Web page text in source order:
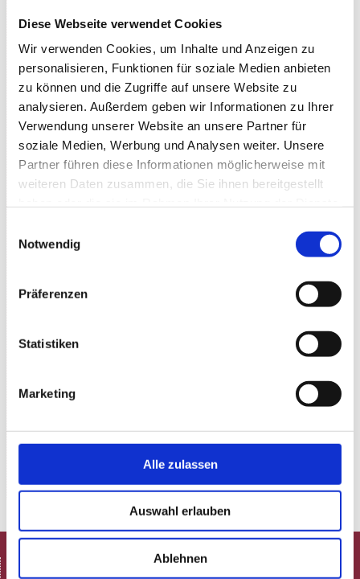
Diese Webseite verwendet Cookies
Wir verwenden Cookies, um Inhalte und Anzeigen zu
personalisieren, Funktionen für soziale Medien anbieten
zu können und die Zugriffe auf unsere Website zu
analysieren. Außerdem geben wir Informationen zu Ihrer
Verwendung unserer Website an unsere Partner für
soziale Medien, Werbung und Analysen weiter. Unsere
Partner führen diese Informationen möglicherweise mit
weiteren Daten zusammen, die Sie ihnen bereitgestellt
Notwendig
Präferenzen
Statistiken
Marketing
Alle zulassen
Auswahl erlauben
Ablehnen
€(inkl. Softgetränke)
+ 15.00 € für Getränkebeutel für alkoholische + Heiß-
Getränke
Der Besuch des Dunkelrestaurant ist nur mit
Platzreservierung möglich:
Telefon: 0711.489 49 07, Mo. 10.00 – 16.00 Uhr (außer
an Feiertagen)
Gutscheine sind während der Öffnungszeiten auch